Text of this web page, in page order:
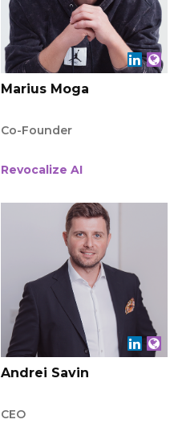
Marius Moga
Co-Founder
Revocalize AI
Andrei Savin
CEO